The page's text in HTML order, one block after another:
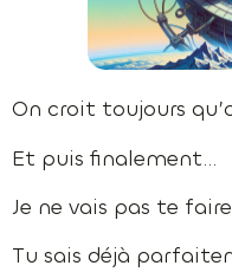
On croit toujours
Et puis finalement…
Je ne vais pas te
Tu sais déjà